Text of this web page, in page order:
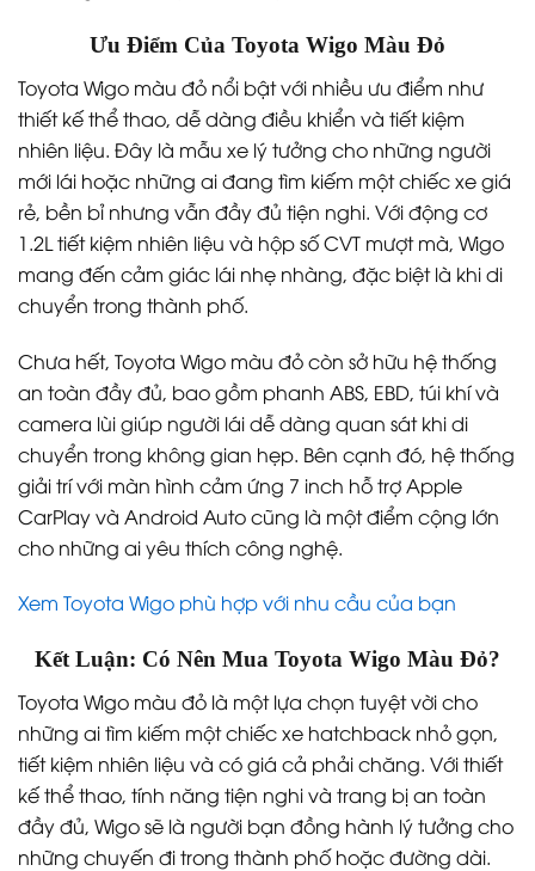
Ưu Điểm Của Toyota Wigo Màu Đỏ
Toyota Wigo màu đỏ nổi bật với nhiều ưu điểm như
thiết kế thể thao, dễ dàng điều khiển và tiết kiệm
nhiên liệu. Đây là mẫu xe lý tưởng cho những người
mới lái hoặc những ai đang tìm kiếm một chiếc xe giá
rẻ, bền bỉ nhưng vẫn đầy đủ tiện nghi. Với động cơ
1.2L tiết kiệm nhiên liệu và hộp số CVT mượt mà, Wigo
mang đến cảm giác lái nhẹ nhàng, đặc biệt là khi di
chuyển trong thành phố.
Chưa hết, Toyota Wigo màu đỏ còn sở hữu hệ thống
an toàn đầy đủ, bao gồm phanh ABS, EBD, túi khí và
camera lùi giúp người lái dễ dàng quan sát khi di
chuyển trong không gian hẹp. Bên cạnh đó, hệ thống
giải trí với màn hình cảm ứng 7 inch hỗ trợ Apple
CarPlay và Android Auto cũng là một điểm cộng lớn
cho những ai yêu thích công nghệ.
Xem Toyota Wigo phù hợp với nhu cầu của bạn
Kết Luận: Có Nên Mua Toyota Wigo Màu Đỏ?
Toyota Wigo màu đỏ là một lựa chọn tuyệt vời cho
những ai tìm kiếm một chiếc xe hatchback nhỏ gọn,
tiết kiệm nhiên liệu và có giá cả phải chăng. Với thiết
kế thể thao, tính năng tiện nghi và trang bị an toàn
đầy đủ, Wigo sẽ là người bạn đồng hành lý tưởng cho
những chuyến đi trong thành phố hoặc đường dài.